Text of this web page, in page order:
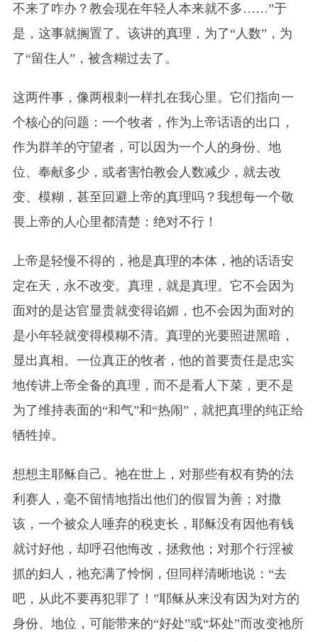
不来了咋办？教会现在年轻人本来就不多……”于
是，这事就搁置了。该讲的真理，为了“人数”，为
了“留住人”，被含糊过去了。
这两件事，像两根刺一样扎在我心里。它们指向一
个核心的问题：一个牧者，作为上帝话语的出口，
作为群羊的守望者，可以因为一个人的身份、地
位、奉献多少，或者害怕教会人数减少，就去改
变、模糊，甚至回避上帝的真理吗？我想每一个敬
畏上帝的人心里都清楚：绝对不行！
上帝是轻慢不得的，祂是真理的本体，祂的话语安
定在天，永不改变。真理，就是真理。它不会因为
面对的是达官显贵就变得谄媚，也不会因为面对的
是小年轻就变得模糊不清。真理的光要照进黑暗，
显出真相。一位真正的牧者，他的首要责任是忠实
地传讲上帝全备的真理，而不是看人下菜，更不是
为了维持表面的“和气”和“热闹”，就把真理的纯正给
牺牲掉。
想想主耶稣自己。祂在世上，对那些有权有势的法
利赛人，毫不留情地指出他们的假冒为善；对撒
该，一个被众人唾弃的税吏长，耶稣没有因他有钱
就讨好他，却呼召他悔改，拯救他；对那个行淫被
抓的妇人，祂充满了怜悯，但同样清晰地说：“去
吧，从此不要再犯罪了！”耶稣从来没有因为对方的
身份、地位，可能带来的“好处”或“坏处”而改变祂所